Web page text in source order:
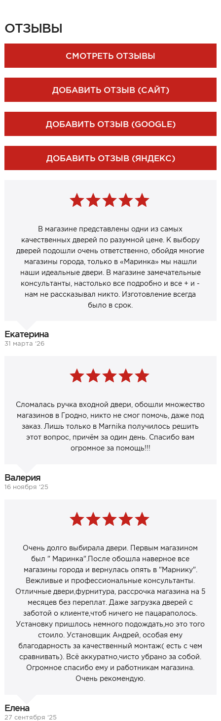
ОТЗЫВЫ
СМОТРЕТЬ ОТЗЫВЫ
ДОБАВИТЬ ОТЗЫВ (САЙТ)
ДОБАВИТЬ ОТЗЫВ (GOOGLE)
ДОБАВИТЬ ОТЗЫВ (ЯНДЕКС)
В магазине представлены одни из самых
качественных дверей по разумной цене. К выбору
дверей подошли очень ответственно, обойдя многие
магазины города, только в «Маринка» мы нашли
наши идеальные двери. В магазине замечательные
консультанты, настолько все подробно и все + и -
нам не рассказывал никто. Изготовление всегда
было в срок.
Екатерина
31 марта ‘26
Сломалась ручка входной двери, обошли множество
магазинов в Гродно, никто не смог помочь, даже под
заказ. Лишь только в Marnika получилось решить
этот вопрос, причём за один день. Спасибо вам
огромное за помощь!!!
Валерия
16 ноября ‘25
Очень долго выбирала двери. Первым магазином
был " Маринка".После обошла наверное все
магазины города и вернулась опять в "Марнику".
Вежливые и профессиональные консультанты.
Отличные двери,фурнитура, рассрочка магазина на 5
месяцев без переплат. Даже загрузка дверей с
заботой о клиенте,чтоб ничего не пацараполось.
Установку пришлось немного подождать,но это того
стоило. Установщик Андрей, особая ему
благодарность за качественный монтаж( есть с чем
сравнивать). Всё аккуратно,чисто убрано за собой.
Огромное спасибо ему и работникам магазина.
Очень рекомендую.
Елена
27 сентября ‘25